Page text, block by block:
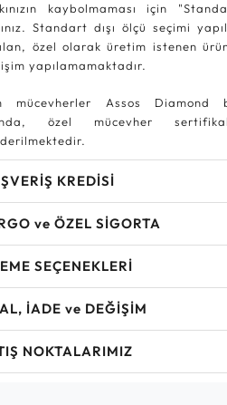
kaybolmaması için
Standart dışı ölçü seçimi
özel olarak üretim istenen
yapılamamaktadır.
mücevherler Assos Diamond
özel mücevher
KREDİSİ
ve ÖZEL SİGORTA
SEÇENEKLERİ
İADE ve DEĞİŞİM
NOKTALARIMIZ